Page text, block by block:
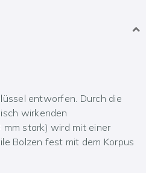
entworfen. Durch die
wirkenden
mm stark) wird mit einer
Bolzen fest mit dem Korpus